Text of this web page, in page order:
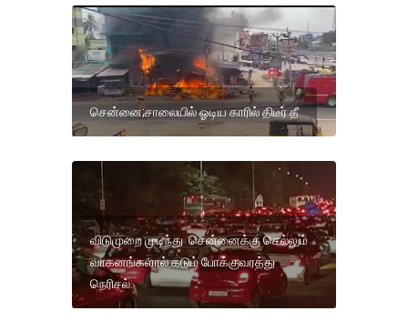
சென்னை;சாலையில் ஓடிய காரில் திடீர் தீ
விடுமுறை முடிந்து சென்னைக்கு செல்லும்
வாகனங்களால் கடும் போக்குவரத்து
நெரிசல்.